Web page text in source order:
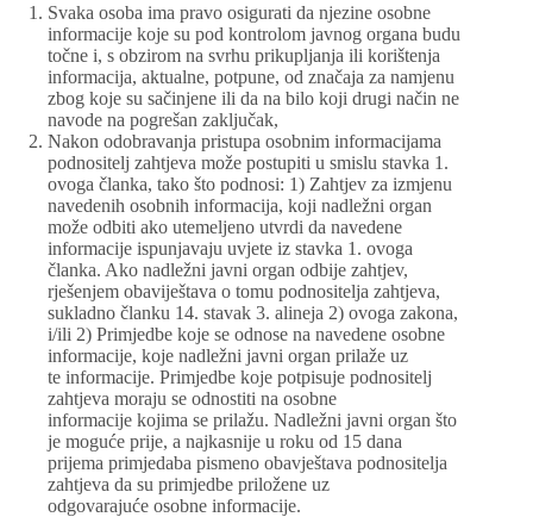
Svaka osoba ima pravo osigurati da njezine osobne
informacije koje su pod kontrolom javnog organa budu
točne i, s obzirom na svrhu prikupljanja ili korištenja
informacija, aktualne, potpune, od značaja za namjenu
zbog koje su sačinjene ili da na bilo koji drugi način ne
navode na pogrešan zaključak,
Nakon odobravanja pristupa osobnim informacijama
podnositelj zahtjeva može postupiti u smislu stavka 1.
ovoga članka, tako što podnosi: 1) Zahtjev za izmjenu
navedenih osobnih informacija, koji nadležni organ
može odbiti ako utemeljeno utvrdi da navedene
informacije ispunjavaju uvjete iz stavka 1. ovoga
članka. Ako nadležni javni organ odbije zahtjev,
rješenjem obaviještava o tomu podnositelja zahtjeva,
sukladno članku 14. stavak 3. alineja 2) ovoga zakona,
i/ili 2) Primjedbe koje se odnose na navedene osobne
informacije, koje nadležni javni organ prilaže uz
te informacije. Primjedbe koje potpisuje podnositelj
zahtjeva moraju se odnostiti na osobne
informacije kojima se prilažu. Nadležni javni organ što
je moguće prije, a najkasnije u roku od 15 dana
prijema primjedaba pismeno obavještava podnositelja
zahtjeva da su primjedbe priložene uz
odgovarajuće osobne informacije.